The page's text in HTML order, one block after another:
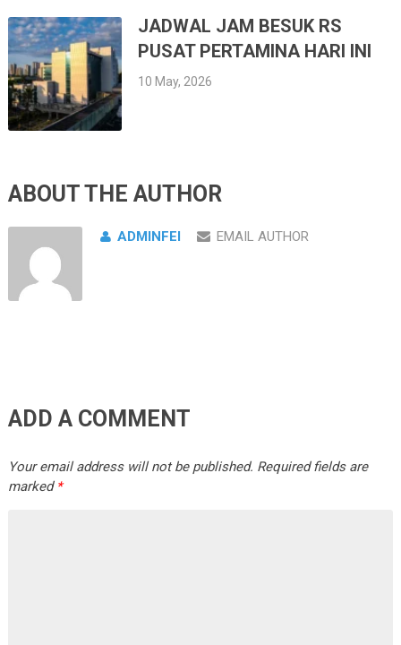
JADWAL JAM BESUK RS
PUSAT PERTAMINA HARI INI
10 May, 2026
ABOUT THE AUTHOR
ADMINFEI EMAIL AUTHOR
ADD A COMMENT
Your email address will not be published. Required fields are
marked *